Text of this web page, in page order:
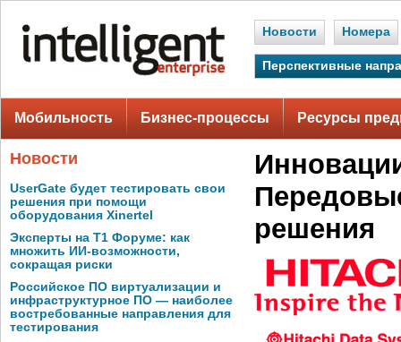
Новости Номера
Перспективные
Мобильность Бизнес-процессы Ресурсы
Новости
UserGate будет тестировать свои
решения при помощи
оборудования Xinertel
Эксперты на Т1 Форуме: как
множить ИИ-возможности,
сокращая риски
Российское ПО виртуализации и
инфраструктурное ПО — наиболее
востребованные направления для
тестирования
решения